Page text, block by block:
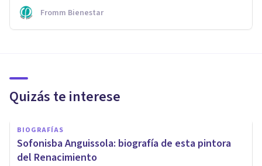
Fromm Bienestar
Quizás te interese
BIOGRAFÍAS
Sofonisba Anguissola: biografía de esta pintora
del Renacimiento